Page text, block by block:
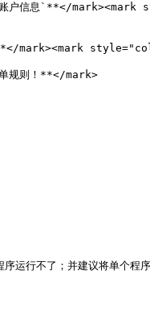
`**</mark><mark
mark><mark
规则！**</mark>
不了；并建议将单个程序/